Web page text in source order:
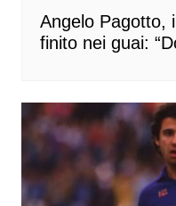
Angelo Pagotto,
finito nei guai: